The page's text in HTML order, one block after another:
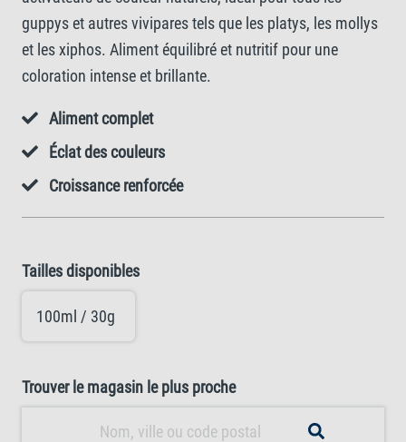
guppys et autres vivipares tels que les platys, les mollys
et les xiphos. Aliment équilibré et nutritif pour une
coloration intense et brillante.
Aliment complet
Éclat des couleurs
Croissance renforcée
Tailles disponibles
100ml / 30g
Trouver le magasin le plus proche